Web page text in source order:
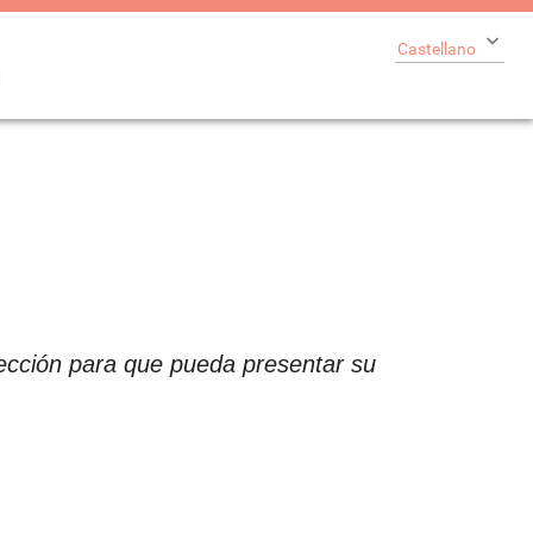
Castellano
para que pueda presentar su